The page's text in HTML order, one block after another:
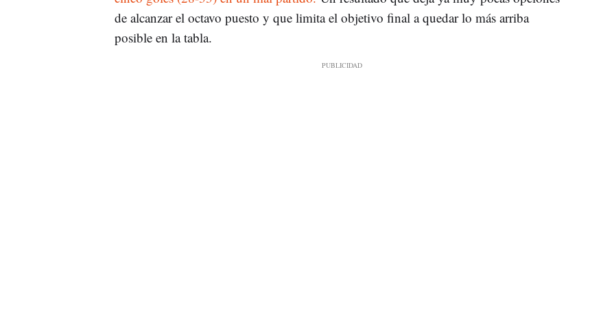
de alcanzar el octavo puesto y que limita el objetivo final a quedar lo más arriba
posible en la tabla.